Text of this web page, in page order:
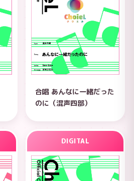
合唱 あんなに一緒だった
のに（混声四部）
DIGITAL